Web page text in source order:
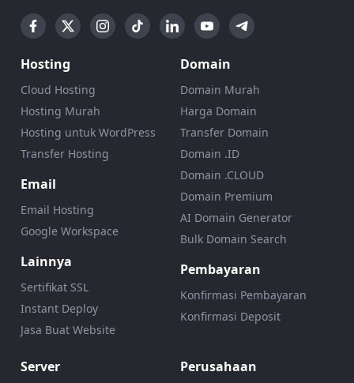
Hosting
Cloud Hosting
Hosting Murah
Hosting untuk WordPress
Transfer Hosting
Email
Email Hosting
Google Workspace
Lainnya
Sertifikat SSL
Instant Deploy
Jasa Buat Website
Domain
Domain Murah
Harga Domain
Transfer Domain
Domain .ID
Domain .CLOUD
Domain Premium
AI Domain Generator
Bulk Domain Search
Pembayaran
Konfirmasi Pembayaran
Konfirmasi Deposit
Server Perusahaan